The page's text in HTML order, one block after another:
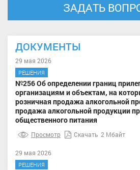
ЗАДАТЬ
ДОКУМЕНТЫ
29 мая 2026
РЕШЕНИЯ
№256 Об определении границ
организациям и объектам, на
розничная продажа алкогольной
продажа алкогольной продукции
общественного питания
Просмотр Скачать 2 Мбайт
29 мая 2026
РЕШЕНИЯ